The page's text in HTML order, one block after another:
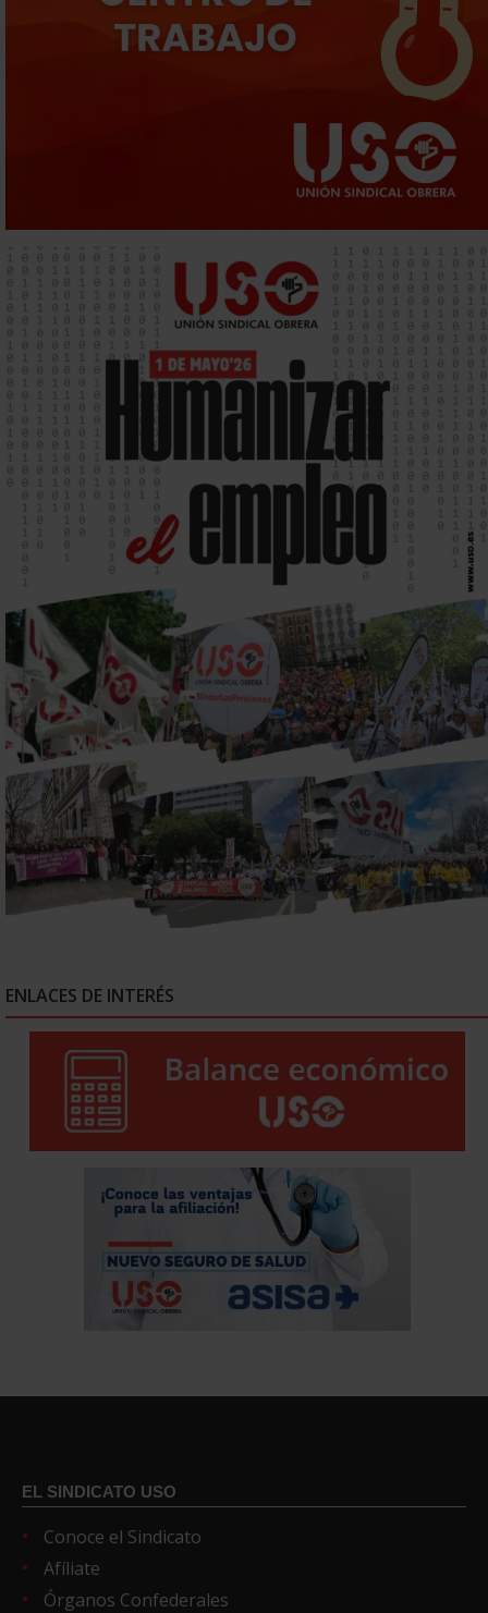
ENLACES DE INTERÉS
EL SINDICATO USO
Conoce el Sindicato
Afíliate
Órganos Confederales